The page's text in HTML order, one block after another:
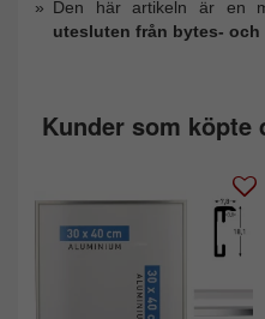
Den här artikeln är en
utesluten från bytes- och
Kunder som köpte